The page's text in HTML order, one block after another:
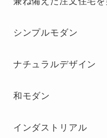
シンプルモダン
ナチュラルデザイン
和モダン
インダストリアル